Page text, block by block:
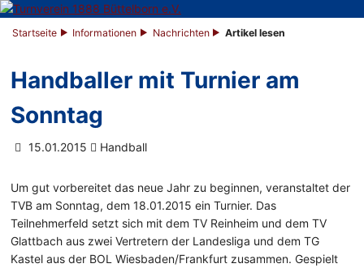
Startseite Informationen Nachrichten Artikel lesen
Handballer mit Turnier am
Sonntag
15.01.2015 Handball
Um gut vorbereitet das neue Jahr zu beginnen, veranstaltet der
TVB am Sonntag, dem 18.01.2015 ein Turnier. Das
Teilnehmerfeld setzt sich mit dem TV Reinheim und dem TV
Glattbach aus zwei Vertretern der Landesliga und dem TG
Kastel aus der BOL Wiesbaden/Frankfurt zusammen. Gespielt